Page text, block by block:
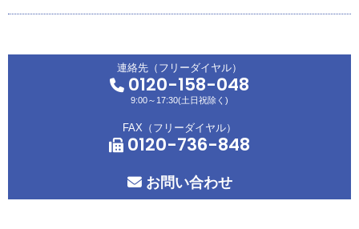
連絡先（フリーダイヤル）
0120-158-048
9:00～17:30(土日祝除く)
FAX（フリーダイヤル）
0120-736-848
お問い合わせ